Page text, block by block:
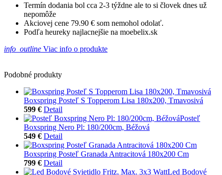
Termín dodania bol cca 2-3 týždne ale to si človek dnes už
nepomôže
Akciovej cene 79.90 € som nemohol odolať.
Podľa heureky najlacnejšie na moebelix.sk
info_outline Viac info o produkte
Podobné produkty
Boxspring Posteľ S Topperom Lisa 180x200, Tmavosivá
599 € Detail
Posteľ
Boxspring Nero Pl: 180/200cm, Béžová
549 € Detail
Boxspring Posteľ Granada Antracitová 180x200 Cm
799 € Detail
Led Bodové